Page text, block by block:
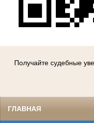
Получайте судебные
ГЛАВНАЯ